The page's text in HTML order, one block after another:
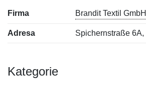
Firma Brandit Textil GmbH
Adresa Spichernstraße
Kategorie